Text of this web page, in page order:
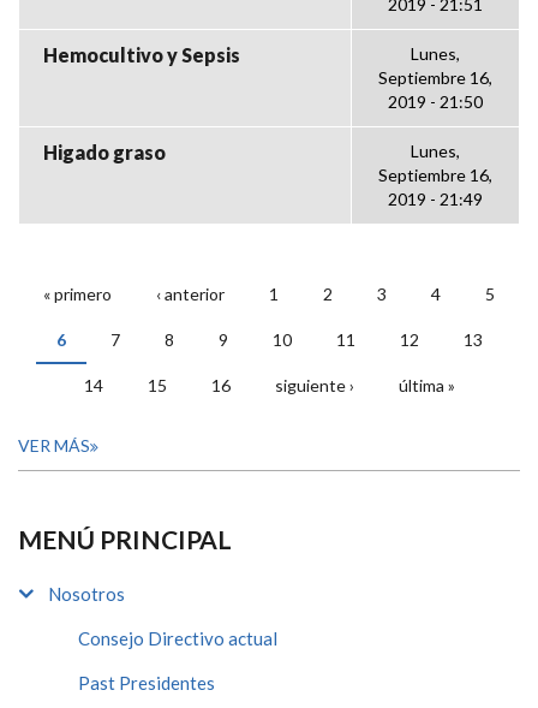
2019 - 21:51
Hemocultivo y Sepsis
Lunes,
Septiembre 16,
2019 - 21:50
Higado graso
Lunes,
Septiembre 16,
2019 - 21:49
PÁGINAS
« primero ‹ anterior 1 2 3 4 5
6 7 8 9 10 11 12 13
14 15 16 siguiente › última »
VER MÁS
MENÚ PRINCIPAL
Nosotros
Consejo Directivo actual
Past Presidentes